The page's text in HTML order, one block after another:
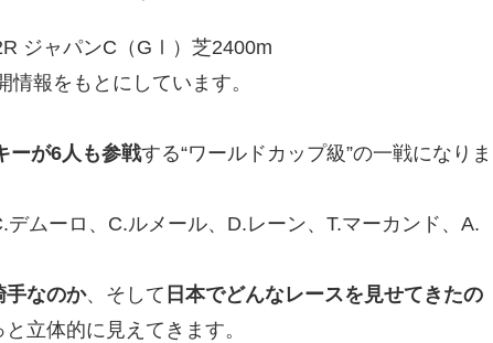
ジャパンC（GⅠ）芝2400m
報をもとにしています。
ーが6人も参戦する“ワールドカップ級”の一戦になりま
デムーロ、C.ルメール、D.レーン、T.マーカンド、A.
手なのか、そして 日本でどんなレースを見せてきたの
立体的に見えてきます。